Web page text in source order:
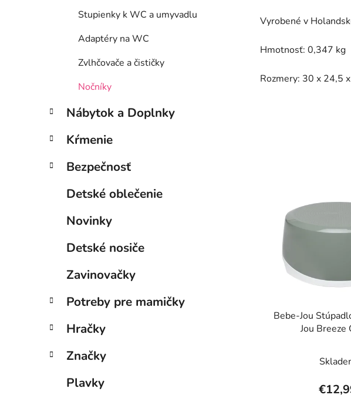
Stupienky k WC a umyvadlu
Adaptéry na WC
Zvlhčovače a čističky
Nočníky
Nábytok a Doplnky
Kŕmenie
Bezpečnosť
Detské oblečenie
Novinky
Detské nosiče
Zavinovačky
Potreby pre mamičky
Hračky
Značky
Plavky
Vyrobené v
Hmotnosť: 0,347 kg
Rozmery: 30 x 24,5
Bebe-Jou
Jou Breeze